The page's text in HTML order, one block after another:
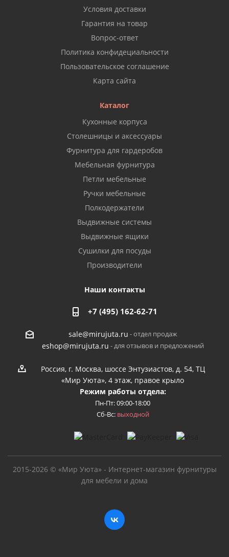
Условия доставки
Гарантия на товар
Вопрос-ответ
Политика конфидециальности
Пользовательское соглашение
Карта сайта
Каталог
Кухонные корпуса
Столешницы и аксессуары
Фурнитура для гардеробов
Мебельная фурнитура
Петли мебельные
Ручки мебельные
Полкодержатели
Выдвижные системы
Выдвижные ящики
Сушилки для посуды
Производители
Наши контакты
+7 (495) 162-62-71
sale@mirujuta.ru - отдел продаж
eshop@mirujuta.ru - для отзывов и предложений
Россия, г. Москва, шоссе Энтузиастов, д. 54, ТЦ
«Мир Уюта», 4 этаж, правое крыло
Режим работы отдела:
Пн-Пт: 09:00-18:00
Сб-Вс: выходной
2015-2026 © «Мир Уюта» - Интернет-магазин фурнитуры
для мебели и дома